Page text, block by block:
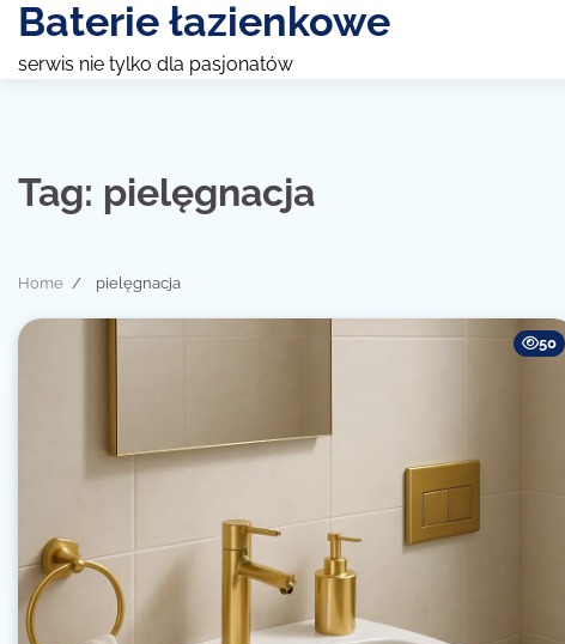
Skip
content
Baterie łazienkowe
serwis nie tylko dla pasjonatów
Tag: pielęgnacja
Home pielęgnacja
50